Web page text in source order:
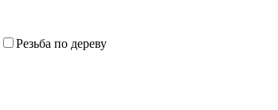
Резьба по дереву